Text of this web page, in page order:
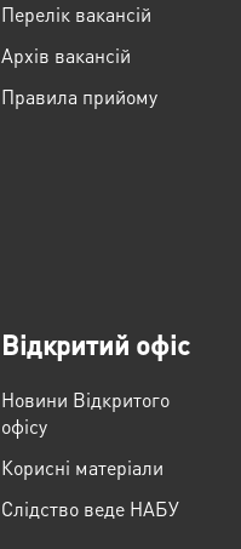
Перелік вакансій
Архів вакансій
Правила прийому
Відкритий офіс
Новини Відкритого
офісу
Корисні матеріали
Слідство веде НАБУ